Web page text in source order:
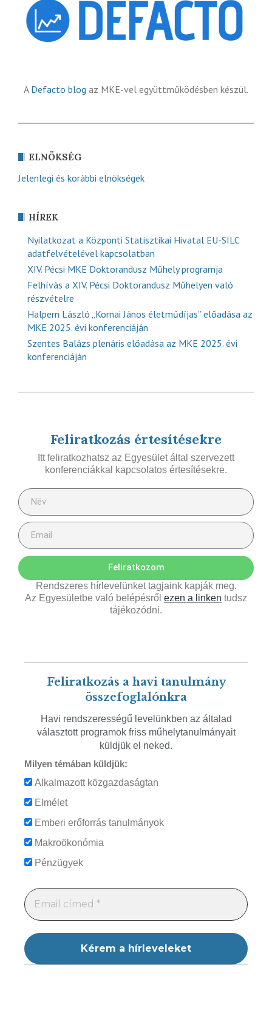
A Defacto blog az MKE-vel együttműködésben készül.
ELNÖKSÉG
Jelenlegi és korábbi elnökségek
HÍREK
Nyilatkozat a Központi Statisztikai Hivatal EU-SILC
adatfelvételével kapcsolatban
XIV. Pécsi MKE Doktorandusz Műhely programja
Felhívás a XIV. Pécsi Doktorandusz Műhelyen való
részvételre
Halpern László „Kornai János életműdíjas” előadása az
MKE 2025. évi konferenciáján
Szentes Balázs plenáris előadása az MKE 2025. évi
konferenciáján
Feliratkozás értesítésekre
Itt feliratkozhatsz az Egyesület által szervezett
konferenciákkal kapcsolatos értesítésekre.
Feliratkozom
Rendszeres hírlevelünket tagjaink kapják meg.
Az Egyesületbe való belépésről ezen a linken tudsz
tájékozódni.
Feliratkozás a havi tanulmány
összefoglalónkra
Havi rendszerességű levelünkben az általad
választott programok friss műhelytanulmányait
küldjük el neked.
Milyen témában küldjük:
Alkalmazott közgazdaságtan
Elmélet
Emberi erőforrás tanulmányok
Makroökonómia
Pénzügyek